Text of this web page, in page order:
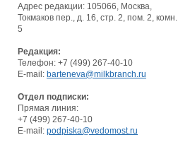
Адрес редакции: 105066, Москва,
Токмаков пер., д. 16, стр. 2, пом. 2, комн.
5
Редакция:
Телефон: +7 (499) 267-40-10
E-mail: barteneva@milkbranch.ru
Отдел подписки:
Прямая линия:
+7 (499) 267-40-10
E-mail: podpiska@vedomost.ru